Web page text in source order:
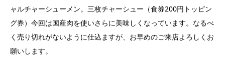
ャルチャーシューメン。三枚チャーシュー（食券200円トッピン
グ券）今回は国産肉を使いさらに美味しくなっています。なるべ
く売り切れがないように仕込ますが、お早めのご来店よろしくお
願いします。